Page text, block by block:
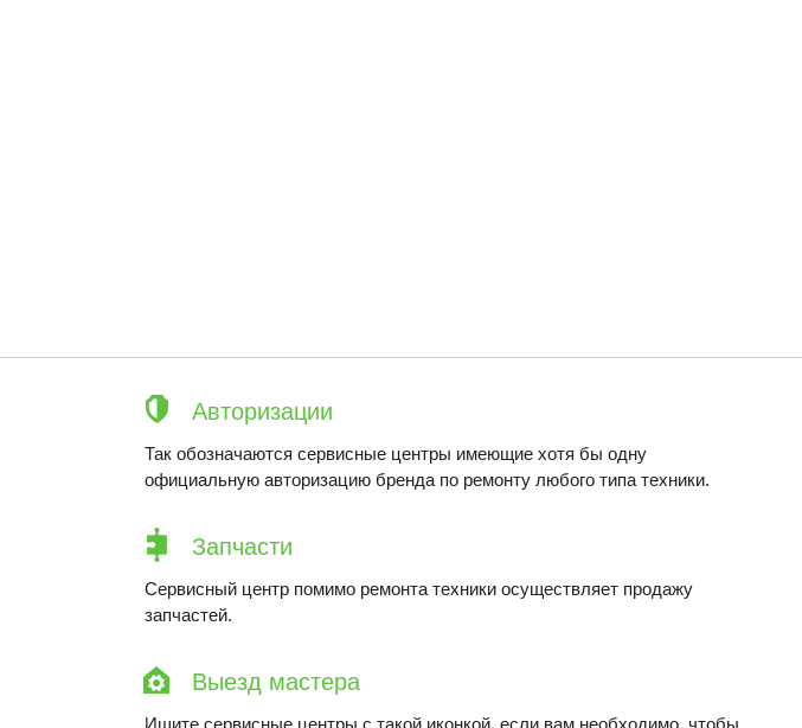
Авторизации
Так обозначаются сервисные центры имеющие хотя бы одну
официальную авторизацию бренда по ремонту любого типа техники.
Запчасти
Сервисный центр помимо ремонта техники осуществляет продажу
запчастей.
Выезд мастера
Ищите сервисные центры с такой иконкой, если вам необходимо, чтобы